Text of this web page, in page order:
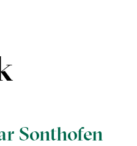
Sonthofen